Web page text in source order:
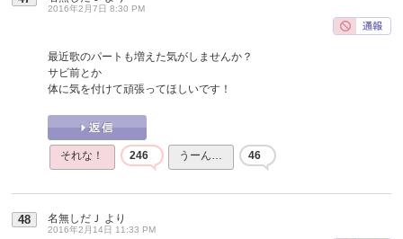
2016年2月7日 8:30 PM
最近歌のパートも増えた気がしませんか？
サビ前とか
体に気を付けて頑張ってほしいです！
それな！ 246 うーん… 46
48 名無しだＪ より
2016年2月14日 11:33 PM